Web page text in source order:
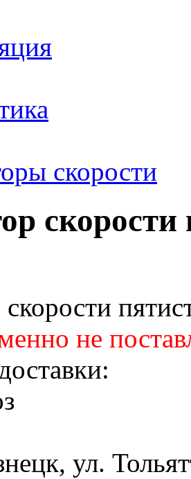
скорости
скорости
не
ул.